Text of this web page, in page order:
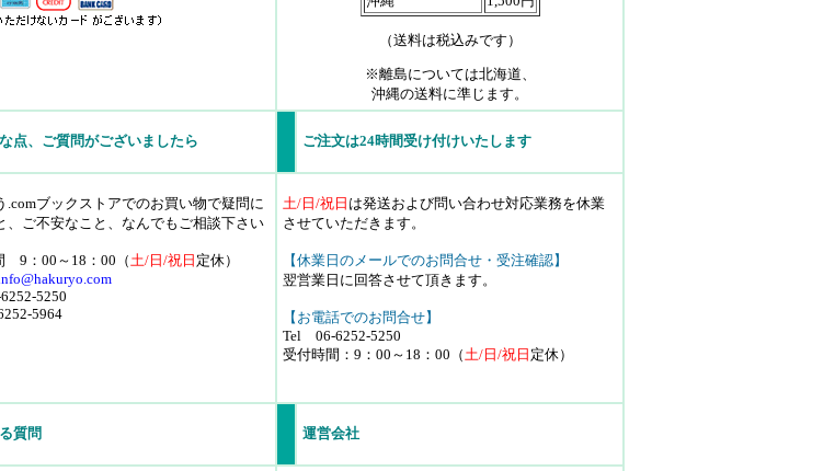
（送料は税込みです）
※離島については北海道、
沖縄の送料に準じます。
点、ご質問がございましたら ご注文は24時間受け付けいたします
.comブックストアでのお買い物で疑問に
、ご不安なこと、なんでもご相談下さい
9：00～18：00 （土/日/祝日 定休）
@hakuryo.com
5250
5964
土/日/祝日 は発送および問い合わせ対応業務を休業
させていただきます。
【休業日のメールでのお問合せ・受注確認】
翌営業日に回答させて頂きます。
【お電話でのお問合せ】
Tel 06-6252-5250
受付時間：9：00～18：00（土/日/祝日 定休）
質問 運営会社